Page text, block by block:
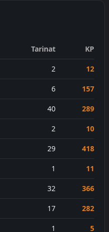
Tarinat KP
2 12
6 157
40 289
2 10
29 418
1 11
32 366
17 282
1 5